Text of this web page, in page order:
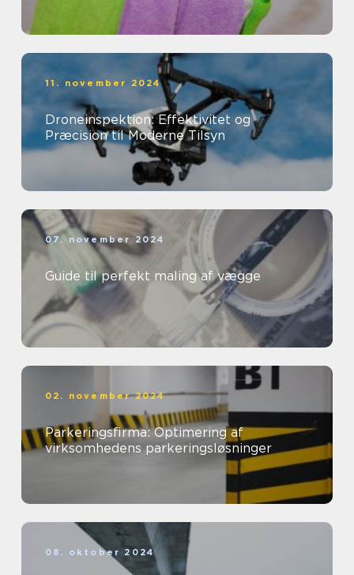
11. november 2024
Droneinspektion: Effektivitet og
Præcision til Moderne Tilsyn
07. november 2024
Guide til perfekt maling af vægge
02. november 2024
Parkeringsfirma: Optimering af
virksomhedens parkeringsløsninger
08. oktober 2024